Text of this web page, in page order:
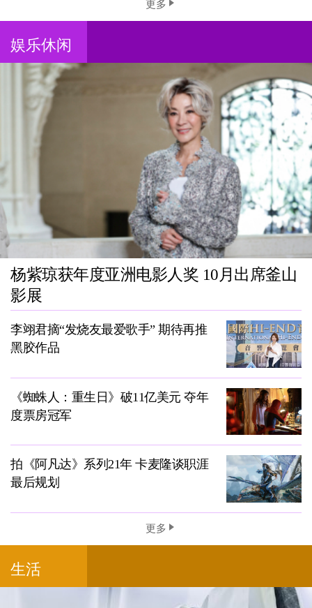
更多
娱乐休闲
杨紫琼获年度亚洲电影人奖 10月出席釜山
影展
李翊君摘“发烧友最爱歌手” 期待再推
黑胶作品
《蜘蛛人：重生日》破11亿美元 夺年
度票房冠军
拍《阿凡达》系列21年 卡麦隆谈职涯
最后规划
更多
生活